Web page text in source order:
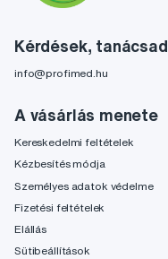
Kérdések,
info@profimed.hu
A vásárlás menete
Kereskedelmi feltételek
Kézbesítés módja
Személyes adatok védelme
Fizetési feltételek
Elállás
Sütibeállítások